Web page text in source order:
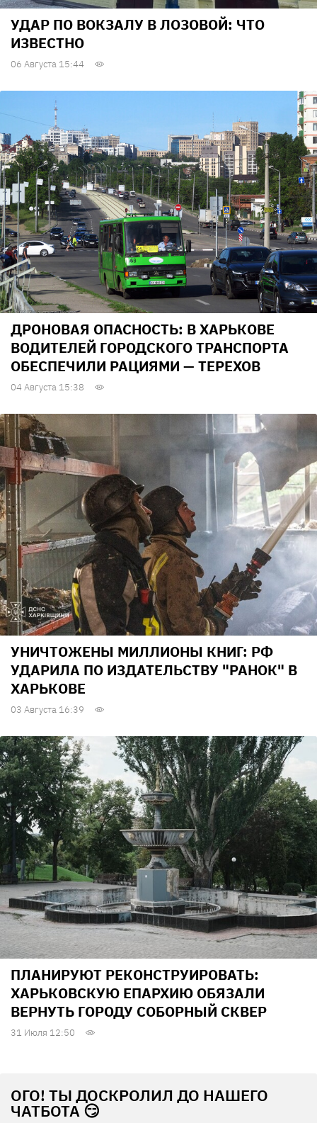
УДАР ПО ВОКЗАЛУ В ЛОЗОВОЙ: ЧТО
ИЗВЕСТНО
06 Августа 15:44
ДРОНОВАЯ ОПАСНОСТЬ: В ХАРЬКОВЕ
ВОДИТЕЛЕЙ ГОРОДСКОГО ТРАНСПОРТА
ОБЕСПЕЧИЛИ РАЦИЯМИ — ТЕРЕХОВ
04 Августа 15:38
УНИЧТОЖЕНЫ МИЛЛИОНЫ КНИГ: РФ
УДАРИЛА ПО ИЗДАТЕЛЬСТВУ "РАНОК" В
ХАРЬКОВЕ
03 Августа 16:39
ПЛАНИРУЮТ РЕКОНСТРУИРОВАТЬ:
ХАРЬКОВСКУЮ ЕПАРХИЮ ОБЯЗАЛИ
ВЕРНУТЬ ГОРОДУ СОБОРНЫЙ СКВЕР
31 Июля 12:50
ОГО! ТЫ ДОСКРОЛИЛ ДО НАШЕГО
ЧАТБОТА 😏